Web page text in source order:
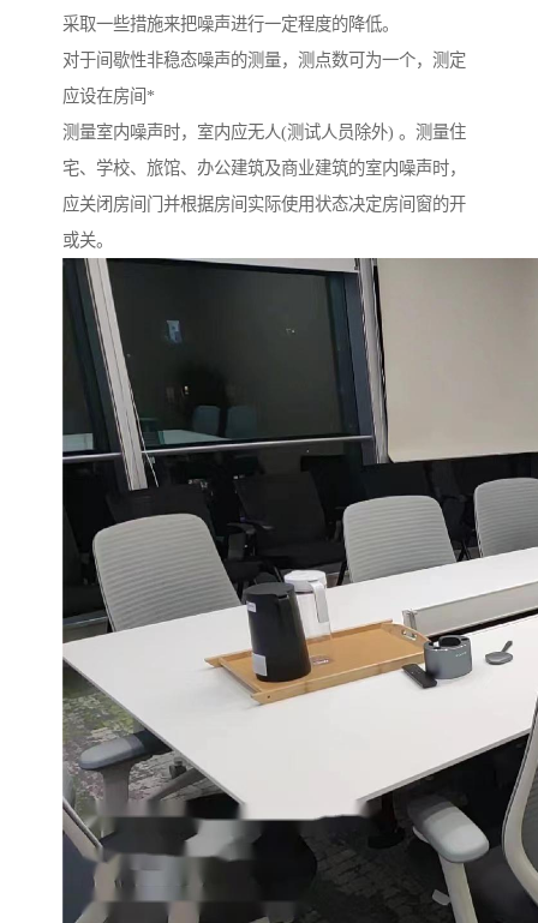
采取一些措施来把噪声进行一定程度的降低。
对于间歇性非稳态噪声的测量，测点数可为一个，测定
应设在房间*
测量室内噪声时，室内应无人(测试人员除外) 。测量住
宅、学校、旅馆、办公建筑及商业建筑的室内噪声时，
应关闭房间门并根据房间实际使用状态决定房间窗的开
或关。